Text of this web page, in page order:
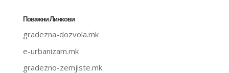
Поважни Линкови
gradezna-dozvola.mk
e-urbanizam.mk
gradezno-zemjiste.mk